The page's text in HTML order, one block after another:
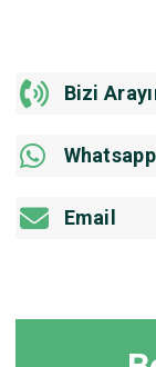
Bizi
Whatsapp
Email